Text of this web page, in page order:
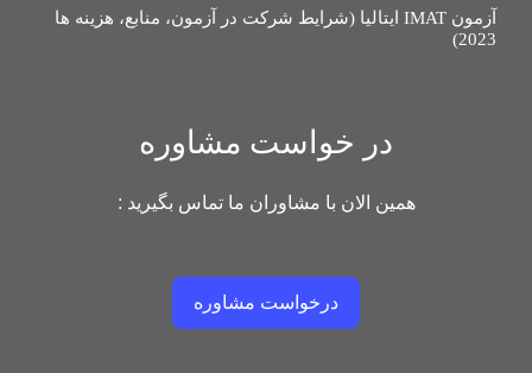
آزمون IMAT ایتالیا (شرایط شرکت در آزمون، منابع، هزینه ها
2023)
در خواست مشاوره
همین الان با مشاوران ما تماس بگیرید :
درخواست مشاوره